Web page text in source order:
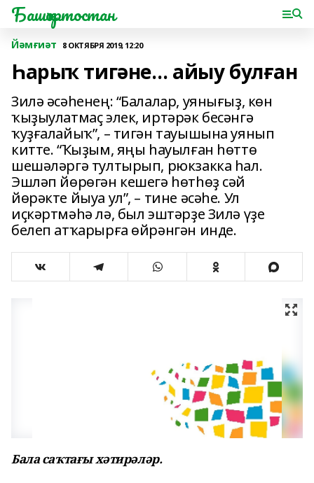
Башҡортостан
Йәмғиәт 8 ОКТЯБРЯ 2019, 12:20
Һарыҡ тигәне… айыу булған
Зилә әсәһенең: “Балалар, уянығыҙ, көн
ҡыҙыулатмаҫ элек, иртәрәк бесәнгә
ҡуҙғалайыҡ”, – тигән тауышына уянып
китте. “Ҡыҙым, яңы һауылған һөттө
шешәләргә тултырып, рюкзакка һал.
Эшләп йөрөгән кешегә һөтһөҙ сәй
йөрәкте йыуа ул”, – тине әсәһе. Ул
иҫкәртмәһә лә, был эштәрҙе Зилә үҙе
белеп атҡарырға өйрәнгән инде.
Бала саҡтағы хәтирәләр.